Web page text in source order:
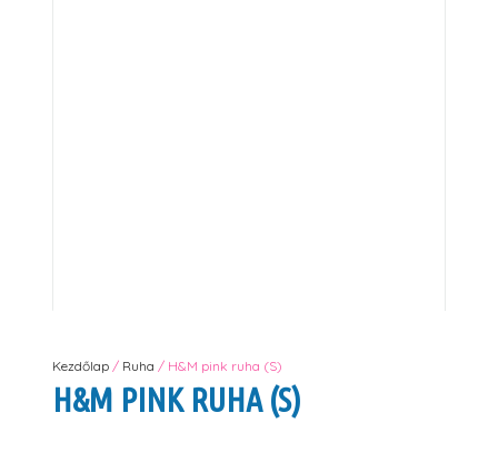
Kezdőlap/ Ruha / H&M pink ruha (S)
H&M PINK RUHA (S)